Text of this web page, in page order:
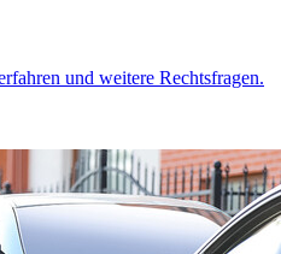
und weitere Rechtsfragen.